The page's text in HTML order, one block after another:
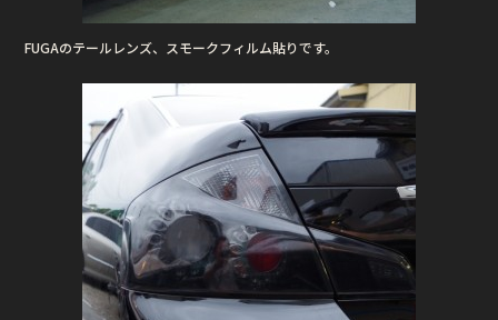
FUGAのテールレンズ、スモークフィルム貼りです。